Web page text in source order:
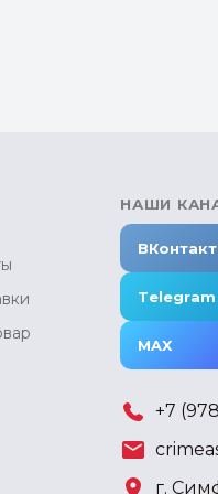
НАШИ
Telegram
MAX
+7
г.